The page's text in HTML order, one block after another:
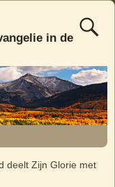
in de
deelt Zijn Glorie met